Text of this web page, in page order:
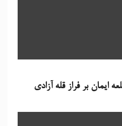
ایمان بر فراز قله آزادی